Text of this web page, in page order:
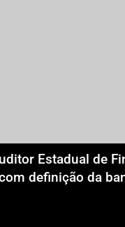
Estadual de
definição da